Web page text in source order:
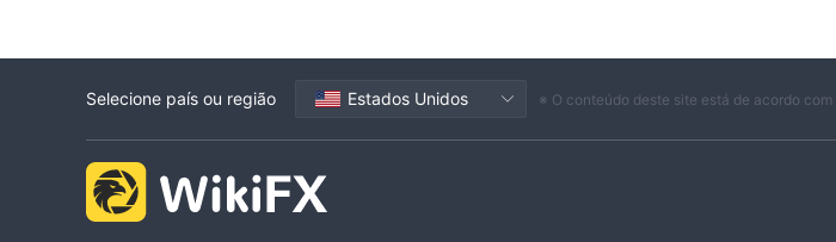
Selecione país ou região Estados Unidos ※ O conteúdo deste site está de acordo